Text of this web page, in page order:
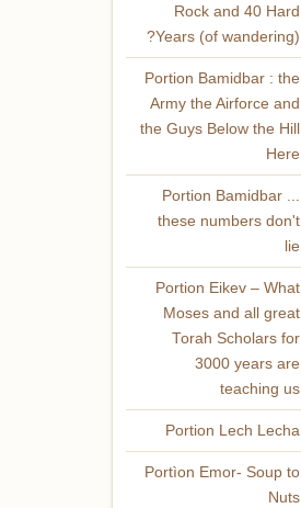
Rock and 40 Hard
Years (of wandering)?
Portion Bamidbar : the
Army the Airforce and
the Guys Below the Hill
Here
Portion Bamidbar ...
these numbers don't
lie
Portion Eikev – What
Moses and all great
Torah Scholars for
3000 years are
teaching us
Portion Lech Lecha
Portìon Emor- Soup to
Nuts